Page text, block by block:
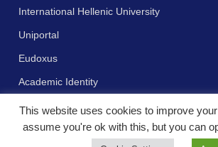
International Hellenic University
Uniportal
Eudoxus
Academic Identity
This website uses cookies to improve
assume you're ok with this, but you can